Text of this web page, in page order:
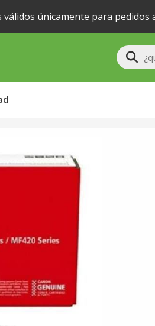
válidos únicamente para pedidos